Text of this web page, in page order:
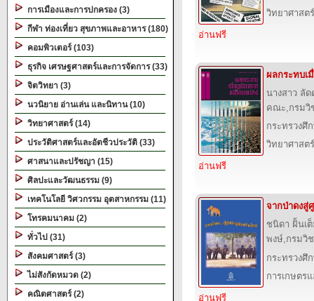
การเมืองและการปกครอง (3)
กีฬา ท่องเที่ยว สุขภาพและอาหาร (180)
คอมพิวเตอร์ (103)
ธุรกิจ เศรษฐศาสตร์และการจัดการ (33)
จิตวิทยา (3)
นวนิยาย อ่านเล่น และนิทาน (10)
วิทยาศาสตร์ (14)
ประวัติศาสตร์และอัตชีวประวัติ (33)
ศาสนาและปรัชญา (15)
ศิลปะและวัฒนธรรม (9)
เทคโนโลยี วิศวกรรม อุตสาหกรรม (11)
โทรคมนาคม (2)
ทั่วไป (31)
สังคมศาสตร์ (3)
ไม่สังกัดหมวด (2)
คณิตศาสตร์ (2)
วิทยาศาสตร์
อ่านฟรี
ผลกระทบเ
นางสาว ลัด
คณะ,กรมวิ
กระทรวงศึ
วิทยาศาสตร์
อ่านฟรี
จากป่าดงสู่
ชนิดา ฝั้นเ
พงษ์,กรมวิ
กระทรวงศึ
การเกษตร
อ่านฟรี